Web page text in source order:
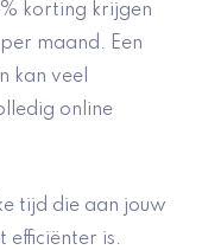
korting krijgen
maand. Een
kan veel
online
tijd die aan jouw
is.